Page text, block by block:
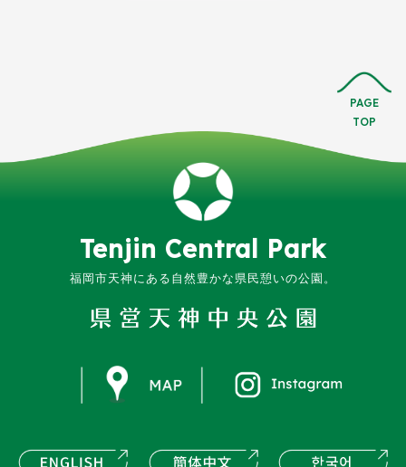
PAGE
TOP
福岡市天神にある自然豊かな県民憩いの公園。
Tenjin Central Park